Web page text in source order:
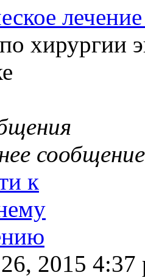
хирургии
сообщение
2015 4:37